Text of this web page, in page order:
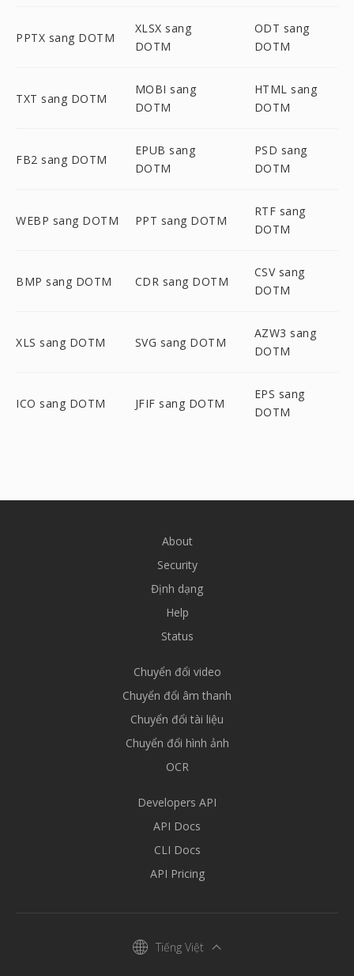
PPTX sang DOTM
XLSX sang
DOTM
ODT sang
DOTM
TXT sang DOTM
MOBI sang
DOTM
HTML sang
DOTM
FB2 sang DOTM
EPUB sang
DOTM
PSD sang
DOTM
WEBP sang DOTM PPT sang DOTM
RTF sang
DOTM
BMP sang DOTM CDR sang DOTM
CSV sang
DOTM
XLS sang DOTM SVG sang DOTM
AZW3 sang
DOTM
ICO sang DOTM JFIF sang DOTM
EPS sang
DOTM
About
Security
Định dạng
Help
Status
Chuyển đổi video
Chuyển đổi âm thanh
Chuyển đổi tài liệu
Chuyển đổi hình ảnh
OCR
Developers API
API Docs
CLI Docs
API Pricing
Tiếng Việt